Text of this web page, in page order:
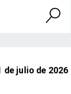
de julio de 2026